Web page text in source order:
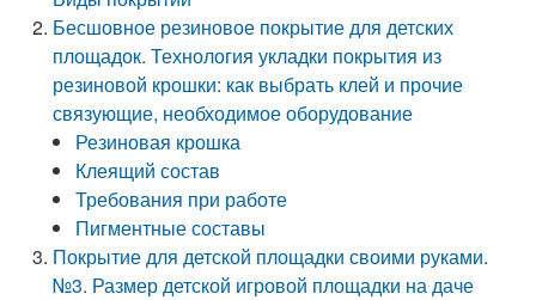
Бесшовное резиновое покрытие для детских
площадок. Технология укладки покрытия из
резиновой крошки: как выбрать клей и прочие
связующие, необходимое оборудование
Резиновая крошка
Клеящий состав
Требования при работе
Пигментные составы
Покрытие для детской площадки своими руками.
№3. Размер детской игровой площадки на даче